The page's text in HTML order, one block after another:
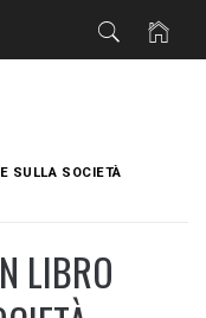
SULLA SOCIETÀ
LIBRO